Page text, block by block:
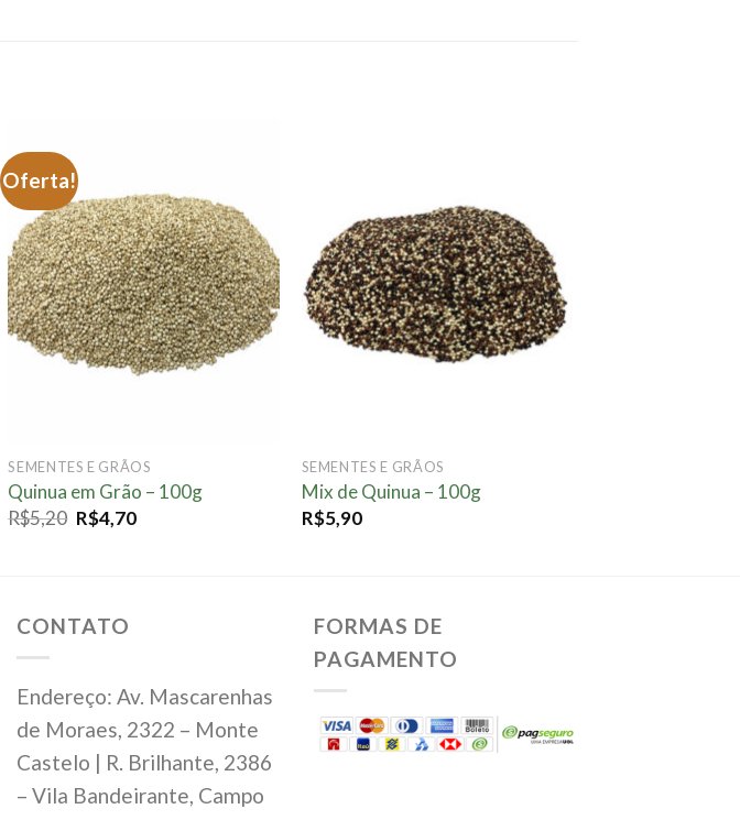
Oferta!
à lista.
SEMENTES E GRÃOS
Quinua em Grão – 100g
R$5,20 R$4,70
à lista.
SEMENTES E GRÃOS
Mix de Quinua – 100g
R$5,90
CONTATO
Endereço: Av. Mascarenhas
de Moraes, 2322 – Monte
Castelo | R. Brilhante, 2386
– Vila Bandeirante, Campo
FORMAS DE
PAGAMENTO